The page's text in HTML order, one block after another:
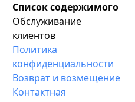
PGA SMD
Список содержимого
Обслуживание
клиентов
Политика
конфиденциальности
Возврат и возмещение
Контактная